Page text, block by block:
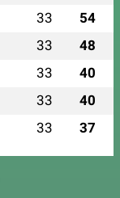
33 54
33 48
33 40
33 40
33 37